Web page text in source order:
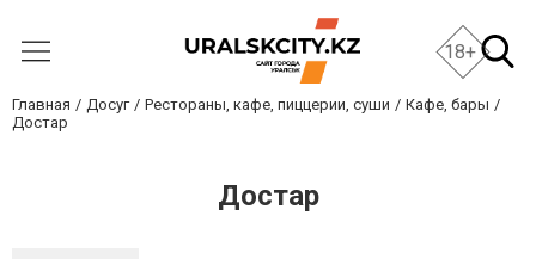
18+
Главная Досуг Рестораны, кафе, пиццерии, суши
Кафе, бары
Достар
Достар